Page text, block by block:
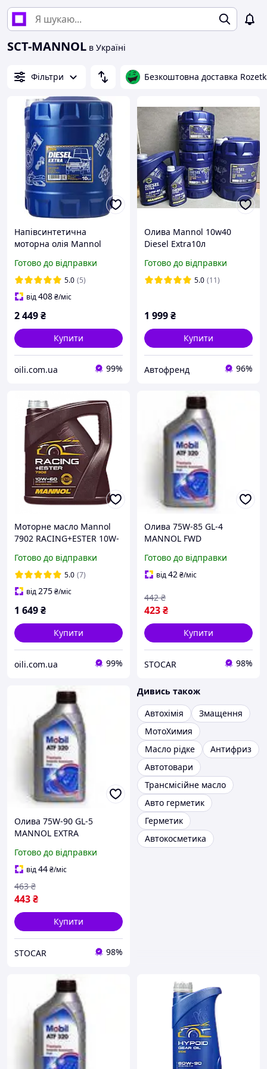
SCT-MANNOL в Україні
Фільтри Безкоштовна доставка
Напівсинтетична
моторна олія Mannol
дизельних двигунів,
каністра 10 літрів
Готово до відправки
5.0 (5)
від408₴/міс
2 449₴
Купити
oili.com.ua 99%
Олива Mannol 10w40
Diesel Extra10л
Готово до відправки
5.0 (11)
1 999₴
Купити
Автофренд 96%
Моторне масло Mannol
7902 RACING+ESTER 10W-
Готово до відправки
5.0 (7)
від275₴/міс
1 649₴
Купити
oili.com.ua 99%
Олива 75W-85 GL-4
MANNOL FWD
Готово до відправки
від42₴/міс
423₴
442 ₴
Купити
STOCAR 98%
Олива 75W-90 GL-5
MANNOL EXTRA
Готово до відправки
від44₴/міс
443₴
463 ₴
Купити
STOCAR 98%
Дивись також
Автохімія
Змащення
МотоХимия
Масло рідке
Антифриз
Автотовари
Трансмісійне масло
Авто герметик
Герметик
Автокосметика